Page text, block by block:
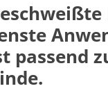
passend